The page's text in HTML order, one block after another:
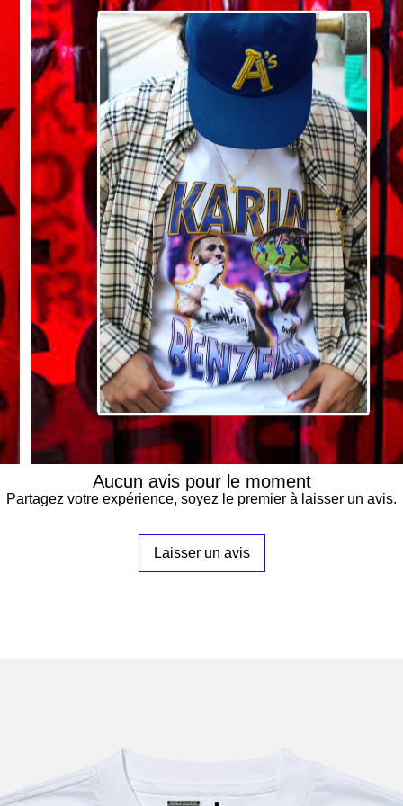
Aucun avis pour le moment
Partagez votre expérience, soyez le premier à laisser un avis.
Laisser un avis